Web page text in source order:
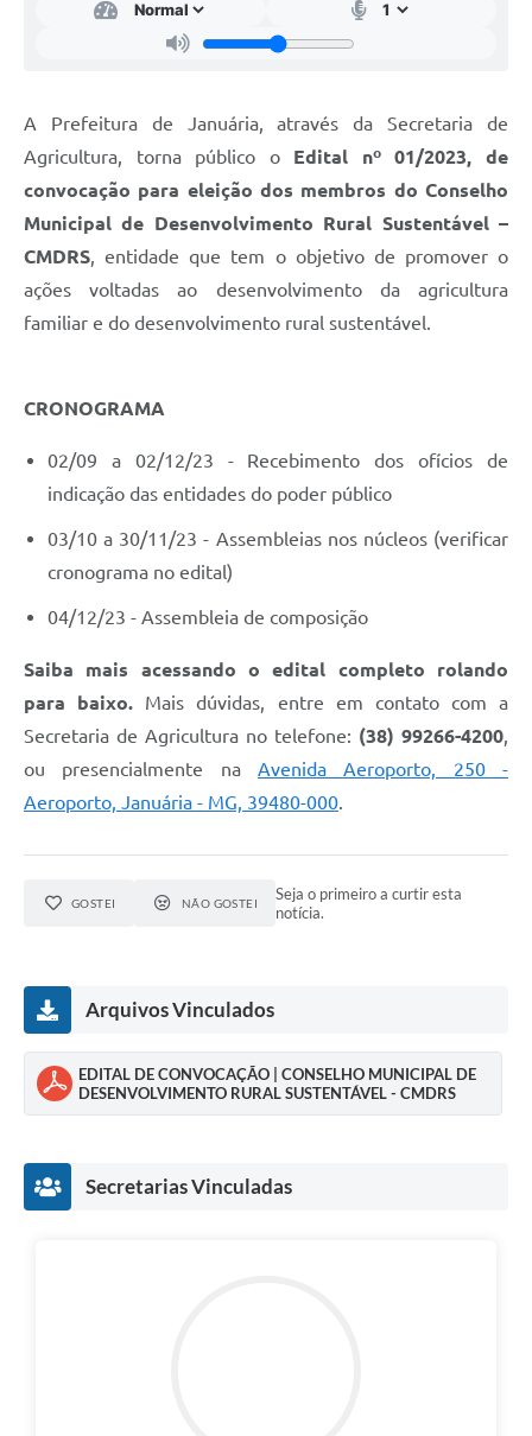
Diário Oficial
Links
Enquete
A Prefeitura de Januária, através da Secretaria de
Agricultura, torna público o Edital nº 01/2023, de
convocação para eleição dos membros do Conselho
Municipal de Desenvolvimento Rural Sustentável –
CMDRS, entidade que tem o objetivo de promover o
ações voltadas ao desenvolvimento da agricultura
familiar e do desenvolvimento rural sustentável.
CRONOGRAMA
02/09 a 02/12/23 - Recebimento dos ofícios de
indicação das entidades do poder público
03/10 a 30/11/23 - Assembleias nos núcleos (verificar
cronograma no edital)
04/12/23 - Assembleia de composição
Saiba mais acessando o edital completo rolando
para baixo. Mais dúvidas, entre em contato com a
Secretaria de Agricultura no telefone: (38) 99266-4200,
ou presencialmente na Avenida Aeroporto, 250 -
Aeroporto, Januária - MG, 39480-000.
GOSTEI NÃO GOSTEI
Seja o primeiro a curtir esta
notícia.
Arquivos Vinculados
EDITAL DE CONVOCAÇÃO | CONSELHO MUNICIPAL DE
DESENVOLVIMENTO RURAL SUSTENTÁVEL - CMDRS
Secretarias Vinculadas